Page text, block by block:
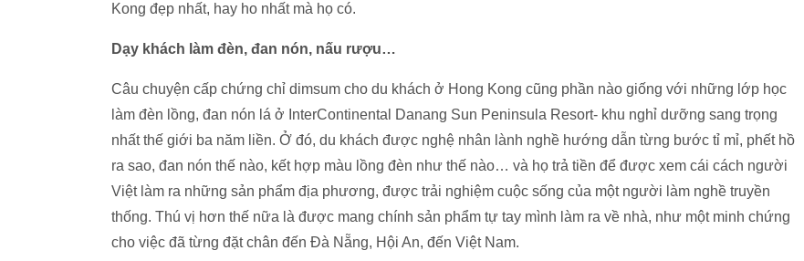
Kong đẹp nhất, hay ho nhất mà họ có.
Dạy khách làm đèn, đan nón, nấu rượu…
Câu chuyện cấp chứng chỉ dimsum cho du khách ở Hong Kong cũng phần nào giống với những lớp học
làm đèn lồng, đan nón lá ở InterContinental Danang Sun Peninsula Resort- khu nghỉ dưỡng sang trọng
nhất thế giới ba năm liền. Ở đó, du khách được nghệ nhân lành nghề hướng dẫn từng bước tỉ mỉ, phết hồ
ra sao, đan nón thế nào, kết hợp màu lồng đèn như thế nào… và họ trả tiền để được xem cái cách người
Việt làm ra những sản phẩm địa phương, được trải nghiệm cuộc sống của một người làm nghề truyền
thống. Thú vị hơn thế nữa là được mang chính sản phẩm tự tay mình làm ra về nhà, như một minh chứng
cho việc đã từng đặt chân đến Đà Nẵng, Hội An, đến Việt Nam.